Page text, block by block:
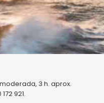
3 h. aprox.
921.